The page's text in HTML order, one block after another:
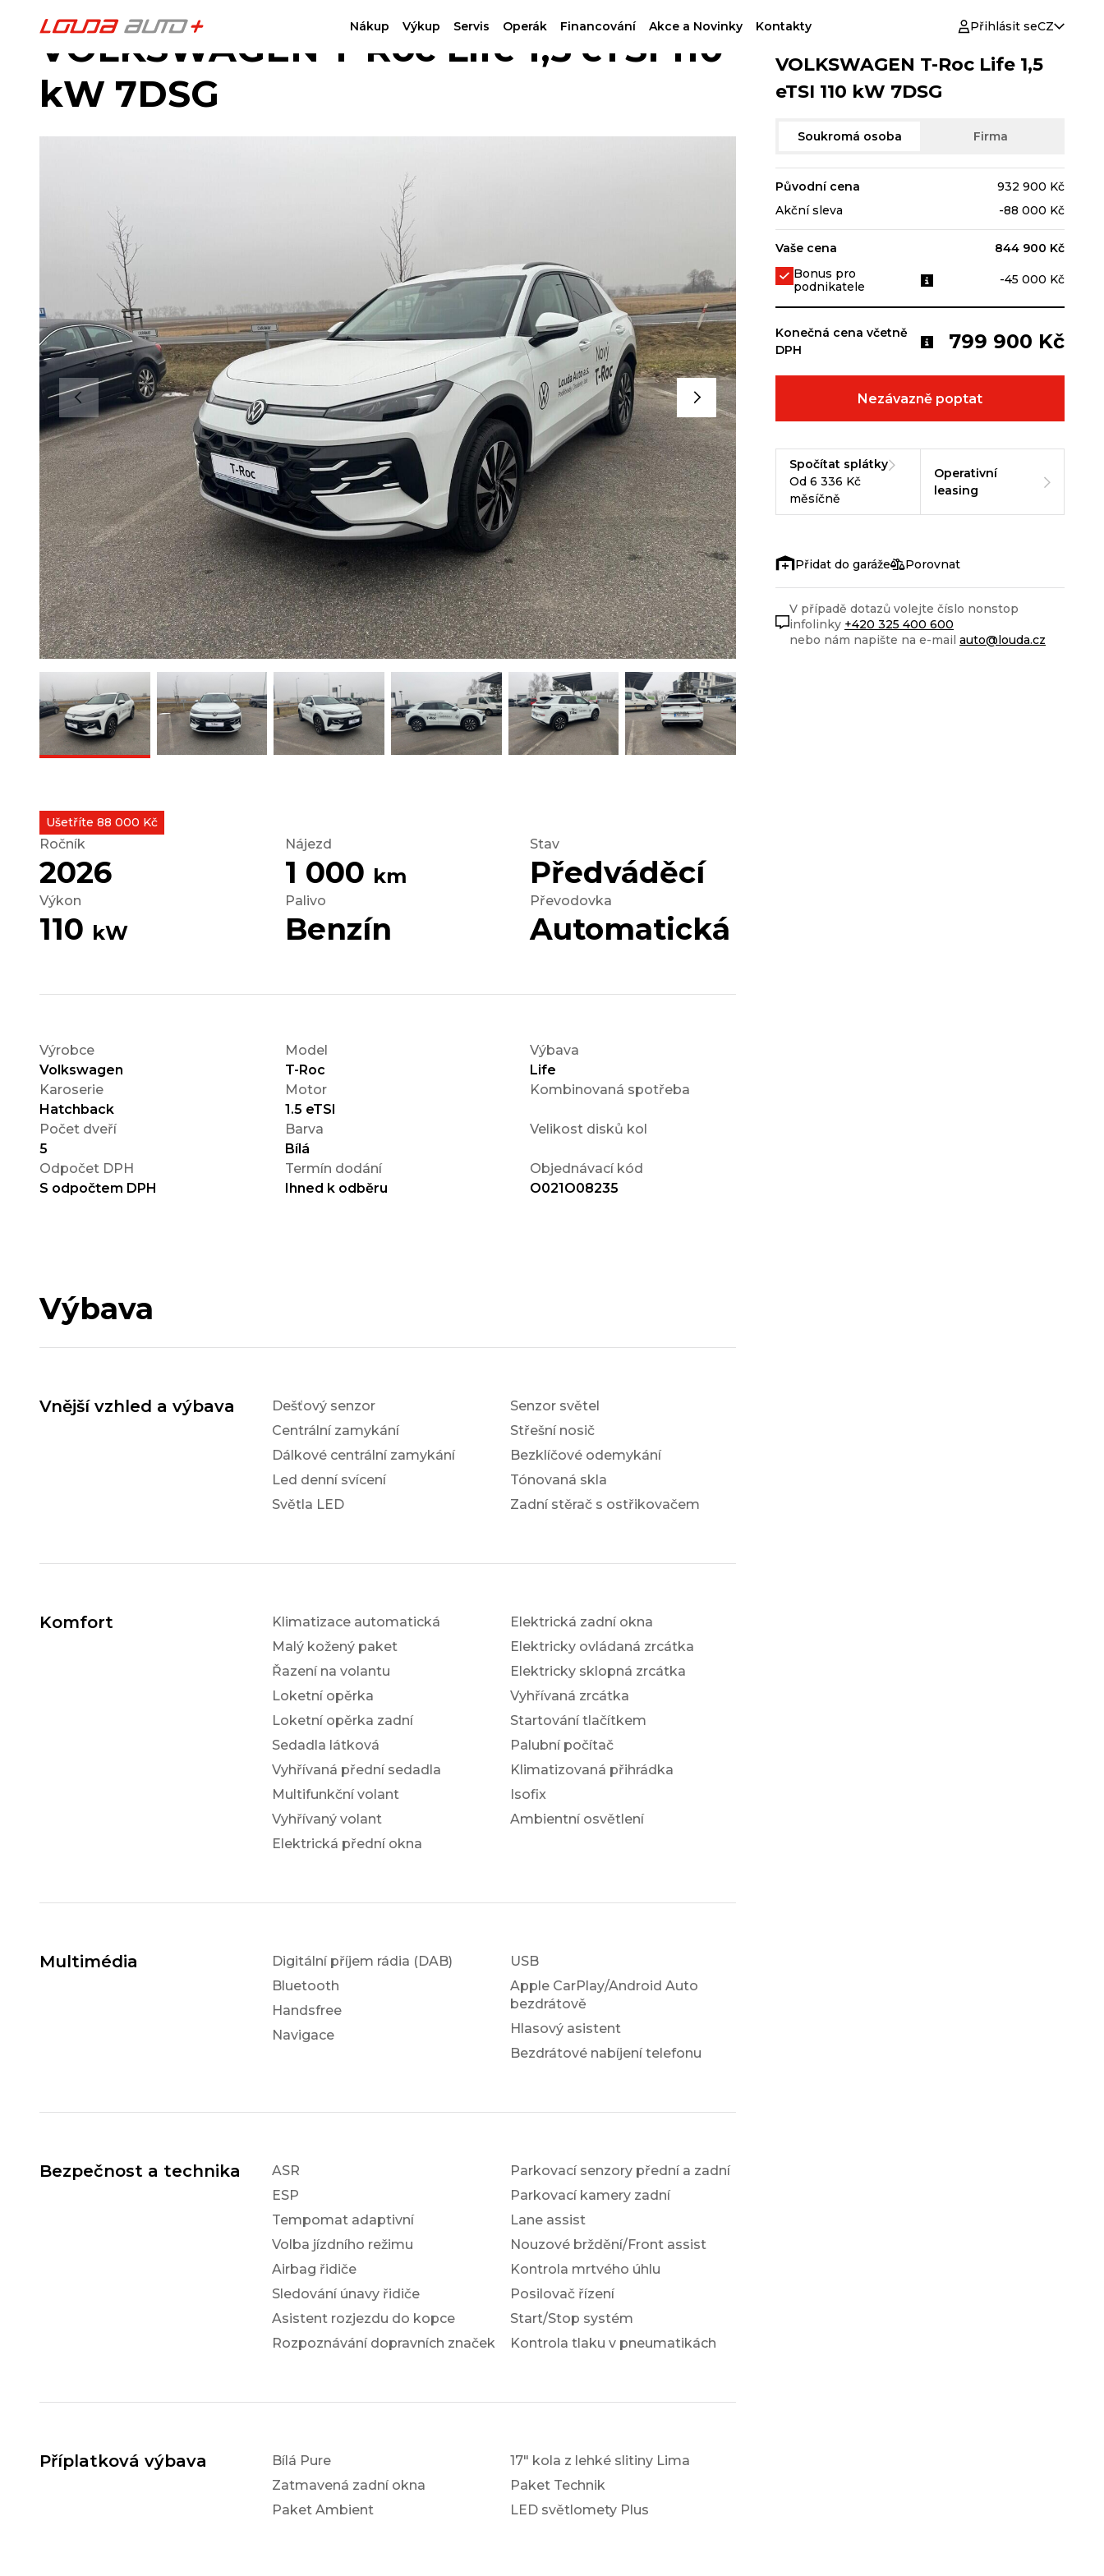
Nákup Výkup Servis Operák Financování Akce a Novinky Kontakty Přihlásit seCZ
VOLKSWAGEN T-Roc Life 1,5 eTSI 110
kW 7DSG
Ušetříte 88 000 Kč
Ročník
2026
Nájezd
1 000 km
Stav
Předváděcí
Výkon
110 kW
Palivo
Benzín
Převodovka
Automatická
Výrobce
Volkswagen
Model
T-Roc
Výbava
Life
Karoserie
Hatchback
Motor
1.5 eTSI
Kombinovaná spotřeba
Počet dveří
5
Barva
Bílá
Velikost disků kol
Odpočet DPH
S odpočtem DPH
Termín dodání
Ihned k odběru
Objednávací kód
O021O08235
Výbava
Vnější vzhled a výbava
Dešťový senzor
Centrální zamykání
Dálkové centrální zamykání
Led denní svícení
Světla LED
Senzor světel
Střešní nosič
Bezklíčové odemykání
Tónovaná skla
Zadní stěrač s ostřikovačem
Komfort
Klimatizace automatická
Malý kožený paket
Řazení na volantu
Loketní opěrka
Loketní opěrka zadní
Sedadla látková
Vyhřívaná přední sedadla
Multifunkční volant
Vyhřívaný volant
Elektrická přední okna
Elektrická zadní okna
Elektricky ovládaná zrcátka
Elektricky sklopná zrcátka
Vyhřívaná zrcátka
Startování tlačítkem
Palubní počítač
Klimatizovaná přihrádka
Isofix
Ambientní osvětlení
Multimédia
Digitální příjem rádia (DAB)
Bluetooth
Handsfree
Navigace
USB
Apple CarPlay/Android Auto
bezdrátově
Hlasový asistent
Bezdrátové nabíjení telefonu
Bezpečnost a technika
ASR
ESP
Tempomat adaptivní
Volba jízdního režimu
Airbag řidiče
Sledování únavy řidiče
Asistent rozjezdu do kopce
Rozpoznávání dopravních značek
Parkovací senzory přední a zadní
Parkovací kamery zadní
Lane assist
Nouzové brždění/Front assist
Kontrola mrtvého úhlu
Posilovač řízení
Start/Stop systém
Kontrola tlaku v pneumatikách
Příplatková výbava
Bílá Pure
Zatmavená zadní okna
Paket Ambient
17" kola z lehké slitiny Lima
Paket Technik
LED světlomety Plus
VOLKSWAGEN T-Roc Life 1,5
eTSI 110 kW 7DSG
Soukromá osoba Firma
Původní cena
932 900 Kč
Akční sleva
-88 000 Kč
Vaše cena
844 900 Kč
Bonus pro
podnikatele
-45 000 Kč
Konečná cena včetně
DPH
799 900 Kč
Nezávazně poptat
Spočítat splátky
Od 6 336 Kč
měsíčně
Operativní
leasing
Porovnat
V případě dotazů volejte číslo nonstop
infolinky +420 325 400 600
nebo nám napište na e-mail auto@louda.cz